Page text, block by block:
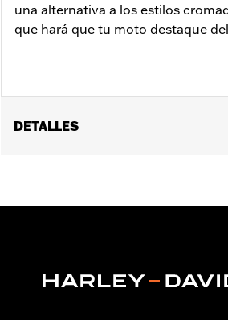
una alternativa a los estilos
que hará que tu moto destaque
DETALLES
Colección:'66 Collection
Tapa del